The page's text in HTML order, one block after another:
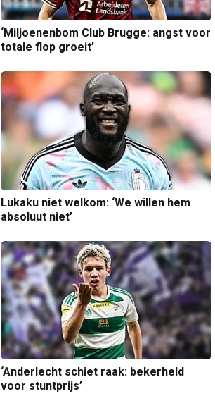
‘Miljoenenbom Club Brugge: angst voor
totale flop groeit’
Lukaku niet welkom: ‘We willen hem
absoluut niet’
‘Anderlecht schiet raak: bekerheld
voor stuntprijs’